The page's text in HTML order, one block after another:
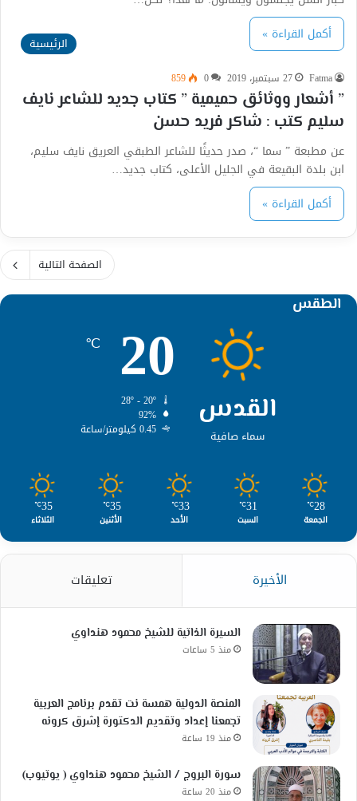
أكمل القراءة »
الرئيسية
Fatma 27 سبتمبر، 2019 0
859
” أشعار ووثائق حميمية ” كتاب جديد للشاعر نايف
سليم كتب : شاكر فريد حسن
عن مطبعة ” سما “، صدر حديثًا للشاعر الطبقي العريق نايف سليم،
ابن بلدة البقيعة في الجليل الأعلى، كتاب جديد…
أكمل القراءة »
الصفحة التالية
الطقس
القدس
سماء صافية
20
℃
92%
0.45 كيلومتر/ساعة
28
℃
الجمعة
31
℃
السبت
33
℃
الأحد
35
℃
الأثنين
35
℃
الثلاثاء
الأخيرة تعليقات
السيرة الذاتية للشيخ محمود هنداوي
منذ 5 ساعات
المنصة الدولية همسة نت تقدم برنامج العربية
تجمعنا إعداد وتقديم الدكتورة إشرق كرونه
منذ 19 ساعة
سورة البروج / الشيخ محمود هنداوي ( يوتيوب)
منذ 20 ساعة